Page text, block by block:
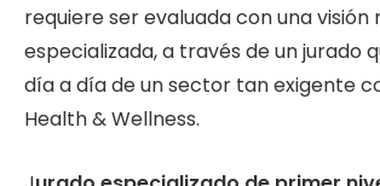
requiere ser evaluada con una visión
especializada, a través de un jurado
día a día de un sector tan exigente
Health & Wellness.